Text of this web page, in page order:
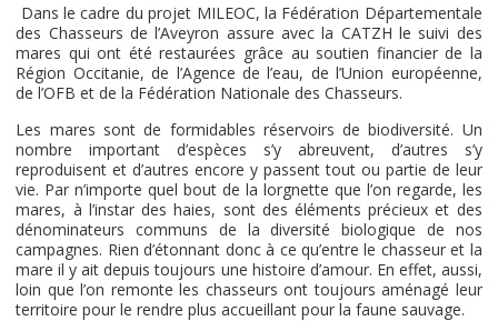
Dans le cadre du projet MILEOC, la Fédération Départementale
des Chasseurs de l’Aveyron assure avec la CATZH le suivi des
mares qui ont été restaurées grâce au soutien financier de la
Région Occitanie, de l’Agence de l’eau, de l’Union européenne,
de l’OFB et de la Fédération Nationale des Chasseurs.
Les mares sont de formidables réservoirs de biodiversité. Un
nombre important d’espèces s’y abreuvent, d’autres s’y
reproduisent et d’autres encore y passent tout ou partie de leur
vie. Par n’importe quel bout de la lorgnette que l’on regarde, les
mares, à l’instar des haies, sont des éléments précieux et des
dénominateurs communs de la diversité biologique de nos
campagnes. Rien d’étonnant donc à ce qu’entre le chasseur et la
mare il y ait depuis toujours une histoire d’amour. En effet, aussi,
loin que l’on remonte les chasseurs ont toujours aménagé leur
territoire pour le rendre plus accueillant pour la faune sauvage.